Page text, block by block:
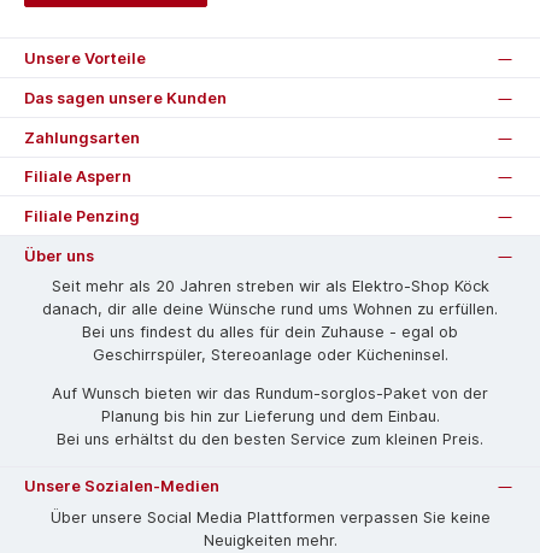
Unsere Vorteile
Das sagen unsere Kunden
Zahlungsarten
Filiale Aspern
Filiale Penzing
Über uns
Seit mehr als 20 Jahren streben wir als Elektro-Shop Köck
danach, dir alle deine Wünsche rund ums Wohnen zu erfüllen.
Bei uns findest du alles für dein Zuhause - egal ob
Geschirrspüler, Stereoanlage oder Kücheninsel.
Auf Wunsch bieten wir das Rund­um-sorg­los-Pa­ket von der
Planung bis hin zur Lieferung und dem Einbau.
Bei uns erhältst du den besten Service zum kleinen Preis.
Unsere Sozialen-Medien
Über unsere Social Media Plattformen verpassen Sie keine
Neuigkeiten mehr.